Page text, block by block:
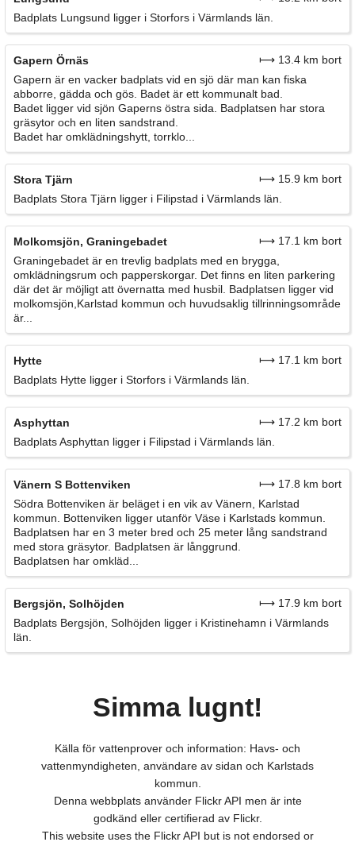
Badplats Lungsund ligger i Storfors i Värmlands län.
Gapern Örnäs
⟼ 13.4 km bort
Gapern är en vacker badplats vid en sjö där man kan fiska
abborre, gädda och gös. Badet är ett kommunalt bad.
Badet ligger vid sjön Gaperns östra sida. Badplatsen har stora
gräsytor och en liten sandstrand.
Badet har omklädningshytt, torrklo...
Stora Tjärn
⟼ 15.9 km bort
Badplats Stora Tjärn ligger i Filipstad i Värmlands län.
Molkomsjön, Graningebadet
⟼ 17.1 km bort
Graningebadet är en trevlig badplats med en brygga,
omklädningsrum och papperskorgar. Det finns en liten parkering
där det är möjligt att övernatta med husbil. Badplatsen ligger vid
molkomsjön,Karlstad kommun och huvudsaklig tillrinningsområde
är...
Hytte
⟼ 17.1 km bort
Badplats Hytte ligger i Storfors i Värmlands län.
Asphyttan
⟼ 17.2 km bort
Badplats Asphyttan ligger i Filipstad i Värmlands län.
Vänern S Bottenviken
⟼ 17.8 km bort
Södra Bottenviken är beläget i en vik av Vänern, Karlstad
kommun. Bottenviken ligger utanför Väse i Karlstads kommun.
Badplatsen har en 3 meter bred och 25 meter lång sandstrand
med stora gräsytor. Badplatsen är långgrund.
Badplatsen har omkläd...
Bergsjön, Solhöjden
⟼ 17.9 km bort
Badplats Bergsjön, Solhöjden ligger i Kristinehamn i Värmlands
län.
Simma lugnt!
Källa för vattenprover och information: Havs- och
vattenmyndigheten, användare av sidan och Karlstads
kommun.
Denna webbplats använder Flickr API men är inte
godkänd eller certifierad av Flickr.
This website uses the Flickr API but is not endorsed or